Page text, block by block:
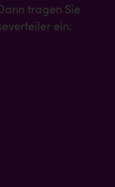
tragen Sie
ein: